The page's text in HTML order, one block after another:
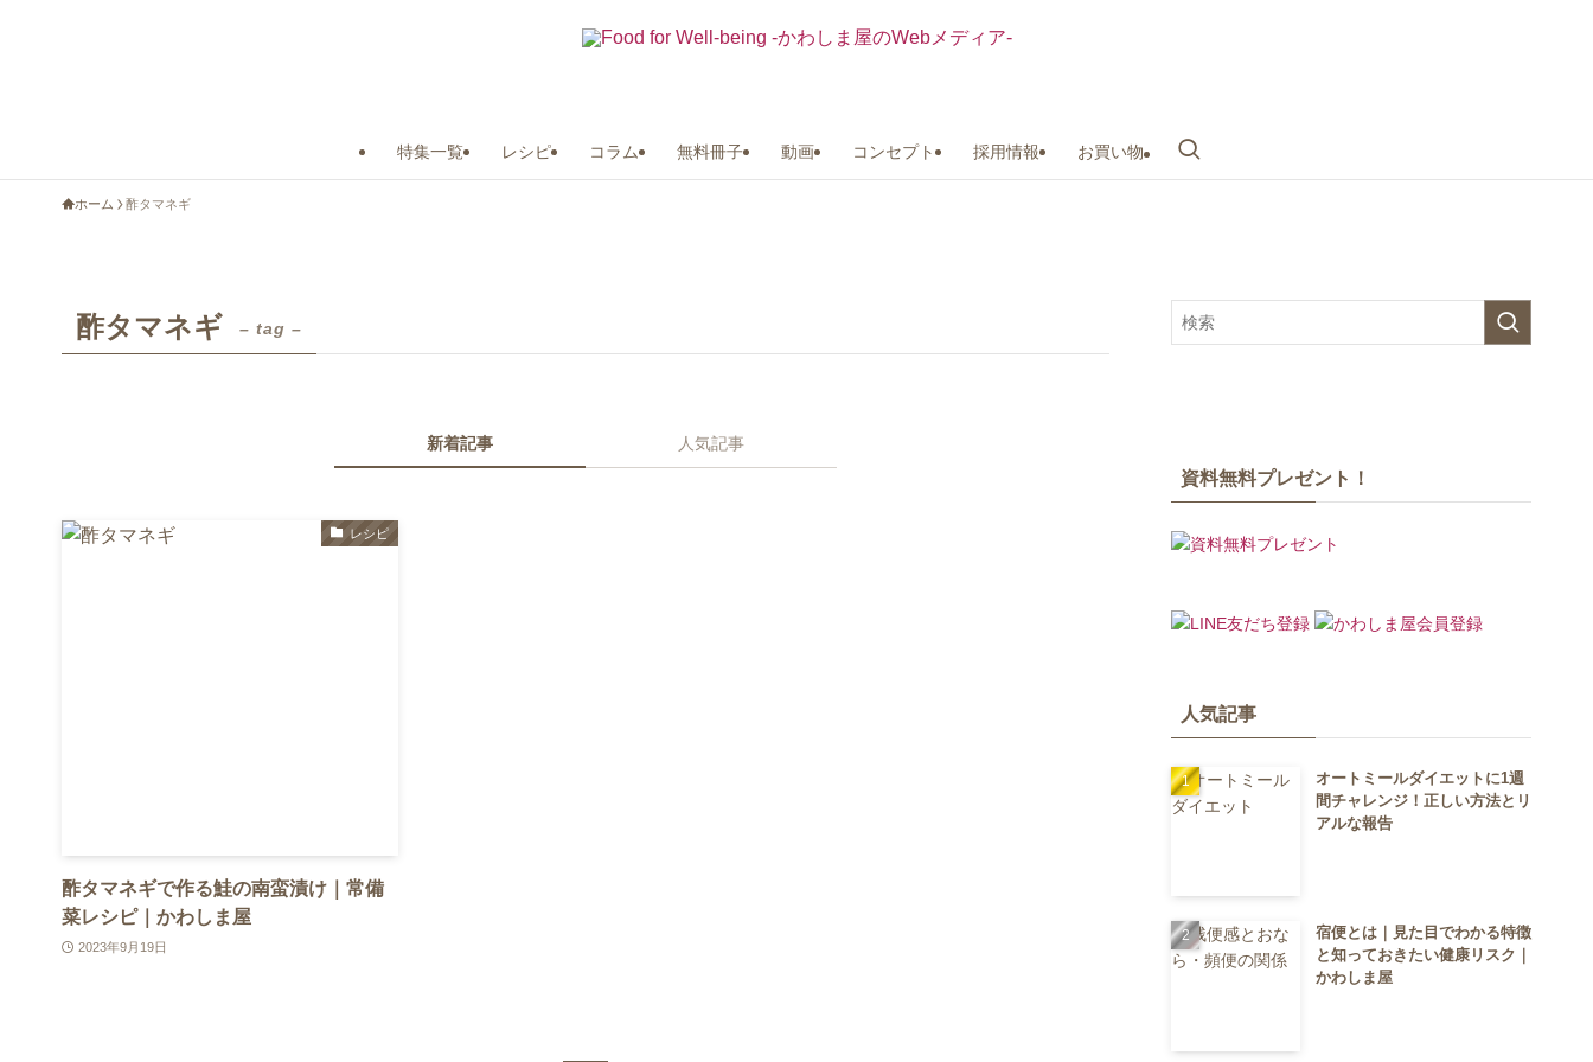
特集一覧 レシピ コラム 無料冊子 動画 コンセプト 採用情報 お買い物
ホーム 酢タマネギ
酢タマネギ – tag –
新着記事 人気記事
レシピ
酢タマネギで作る鮭の南蛮漬け｜常備
菜レシピ｜かわしま屋
2023年9月19日
資料無料プレゼント！
人気記事
オートミールダイエットに1週
間チャレンジ！正しい方法とリ
アルな報告
宿便とは｜見た目でわかる特徴
と知っておきたい健康リスク｜
かわしま屋